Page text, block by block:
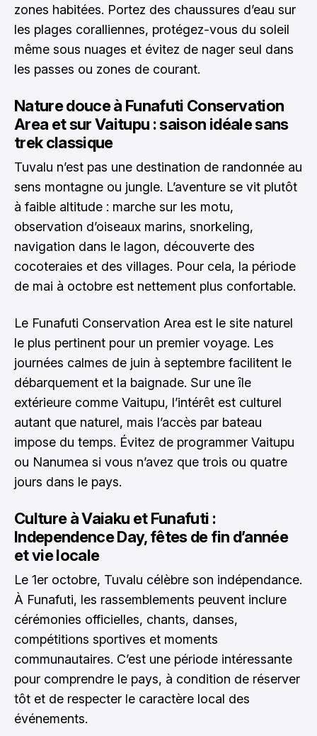
zones habitées. Portez des chaussures d’eau sur
les plages coralliennes, protégez-vous du soleil
même sous nuages et évitez de nager seul dans
les passes ou zones de courant.
Nature douce à Funafuti Conservation
Area et sur Vaitupu : saison idéale sans
trek classique
Tuvalu n’est pas une destination de randonnée au
sens montagne ou jungle. L’aventure se vit plutôt
à faible altitude : marche sur les motu,
observation d’oiseaux marins, snorkeling,
navigation dans le lagon, découverte des
cocoteraies et des villages. Pour cela, la période
de mai à octobre est nettement plus confortable.
Le Funafuti Conservation Area est le site naturel
le plus pertinent pour un premier voyage. Les
journées calmes de juin à septembre facilitent le
débarquement et la baignade. Sur une île
extérieure comme Vaitupu, l’intérêt est culturel
autant que naturel, mais l’accès par bateau
impose du temps. Évitez de programmer Vaitupu
ou Nanumea si vous n’avez que trois ou quatre
jours dans le pays.
Culture à Vaiaku et Funafuti :
Independence Day, fêtes de fin d’année
et vie locale
Le 1er octobre, Tuvalu célèbre son indépendance.
À Funafuti, les rassemblements peuvent inclure
cérémonies officielles, chants, danses,
compétitions sportives et moments
communautaires. C’est une période intéressante
pour comprendre le pays, à condition de réserver
tôt et de respecter le caractère local des
événements.